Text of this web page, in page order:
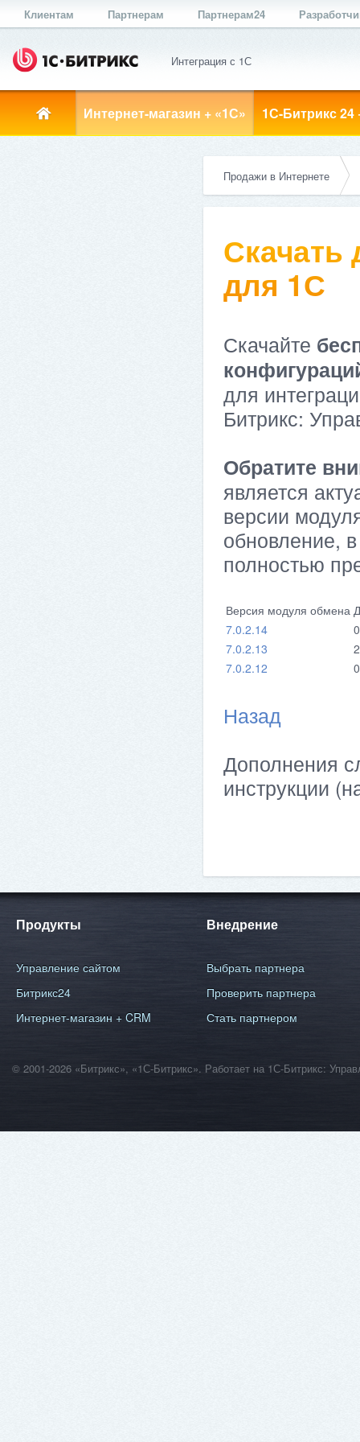
Клиентам Партнерам Партнерам24
Интеграция с 1С
Интернет-магазин + «1С» 1С-Битрикс 24
Продажи в Интернете
для 1С
Скачайте
для
Битрикс:
Обратите
является
версии
обновление,
полностью
Версия модуля обмена
7.0.2.14
7.0.2.13
7.0.2.12
Назад
Дополнения
инструкции
Продукты
Управление сайтом
Битрикс24
Интернет-магазин + CRM
Внедрение
Выбрать партнера
Проверить партнера
Стать партнером
© 2001-2026 «Битрикс», «1С-Битрикс». Работает на 1С-Битрикс: